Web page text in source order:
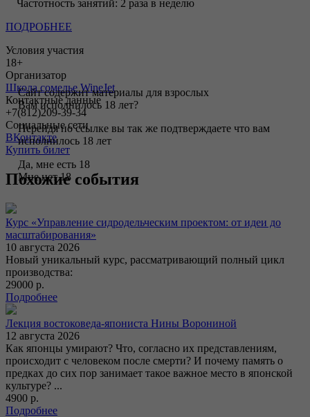
Частотность занятий: 2 раза в неделю
ПОДРОБНЕЕ
Условия участия
18+
Организатор
Школа сомелье WineJet
Контактные данные
+7(812)209-39-34
Социальные сети
ВКонтакте
Купить билет
Похожие события
Курс «Управление сидродельческим проектом: от идеи до
масштабирования»
10 августа 2026
Новый уникальный курс, рассматривающий полный цикл
производства:
29000 р.
Подробнее
Лекция востоковеда-япониста Нины Ворониной
12 августа 2026
Как японцы умирают? Что, согласно их представлениям,
происходит с человеком после смерти? И почему память о
предках до сих пор занимает такое важное место в японской
культуре? ...
4900 р.
Подробнее
Сайт содержит материалы для взрослых
Вам исполнилось 18 лет?
Перейдя по ссылке вы так же подтверждаете что вам
исполнилось 18 лет
Да, мне есть 18
Мне нет 18